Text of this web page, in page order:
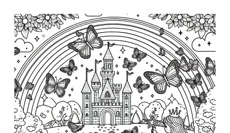
b
l
i
c
a
t
i
o
n